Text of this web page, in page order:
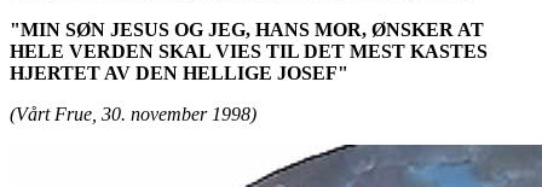
"MIN SØN JESUS OG JEG, HANS MOR, ØNSKER AT
HELE VERDEN SKAL VIES TIL DET MEST KASTES
HJERTET AV DEN HELLIGE JOSEF"
(Vårt Frue, 30. november 1998)